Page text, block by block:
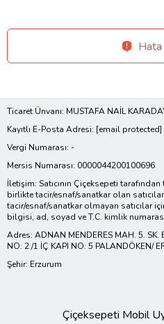
Ticaret Ünvanı: MUSTAFA NAİL
Kayıtlı E-Posta Adresi: [email protected]
Vergi Numarası: -
Mersis Numarası: 0000044200100696
İletişim: Satıcının Çiçeksepeti
birlikte tacir/esnaf/sanatkar olan
tacir/esnaf/sanatkar olmayan satıcılar
bilgisi, ad, soyad ve T.C. kimlik
Adres: ADNAN MENDERES MAH. 5.
NO: 2 /1 İÇ KAPI NO: 5 PALANDÖKEN/
Şehir: Erzurum
Çiçeksepeti Mobil